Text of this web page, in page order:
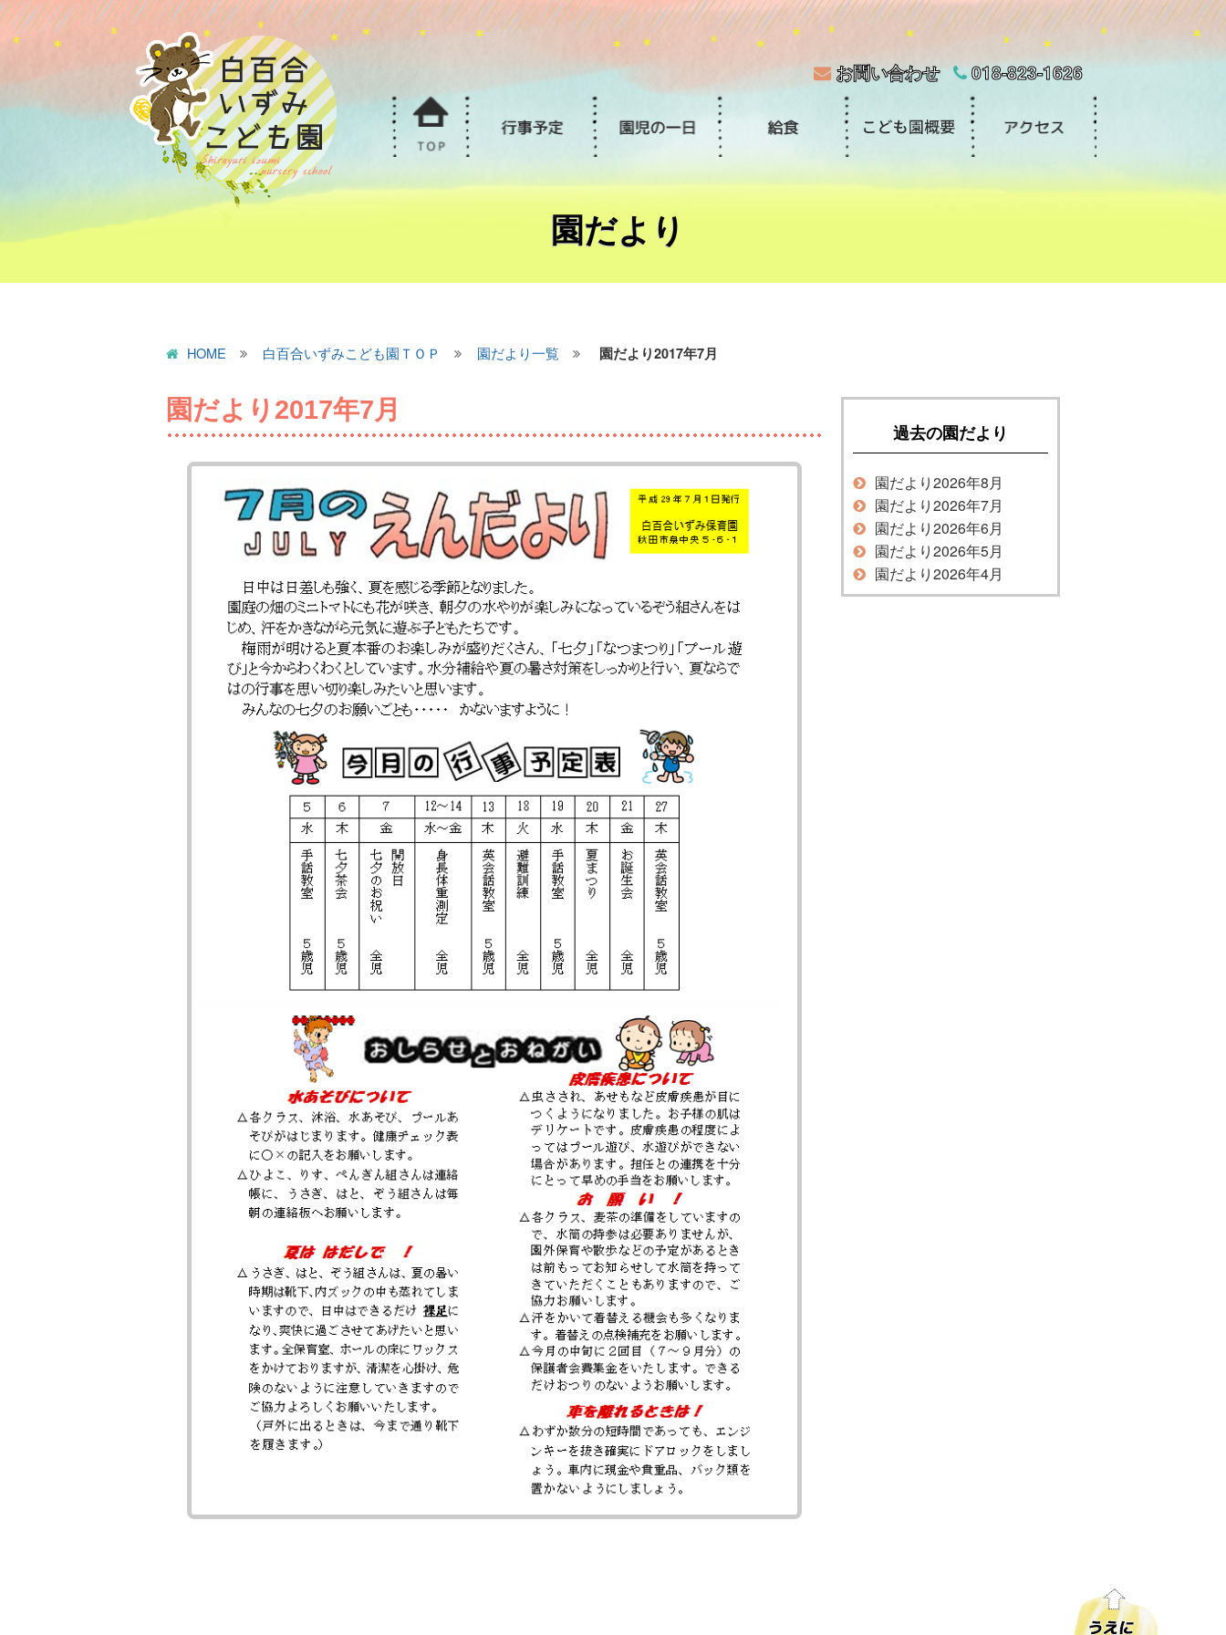
お問い合わせ 018-823-1626
園だより
HOME 白百合いずみこども園ＴＯＰ 園だより一覧 園だより2017年7月
園だより2017年7月
過去の園だより
園だより2026年8月
園だより2026年7月
園だより2026年6月
園だより2026年5月
園だより2026年4月